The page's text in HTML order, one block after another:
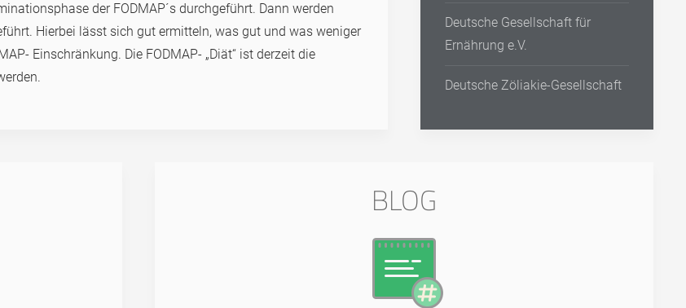
der FODMAP´s durchgeführt. Dann werden
Hierbei lässt sich gut ermitteln, was gut und was weniger
Einschränkung. Die FODMAP- „Diät“ ist derzeit die
Deutsche Gesellschaft für
Ernährung e.V.
Deutsche Zöliakie-Gesellschaft
BLOG